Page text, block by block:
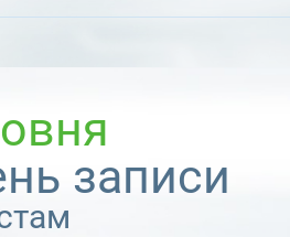
записи